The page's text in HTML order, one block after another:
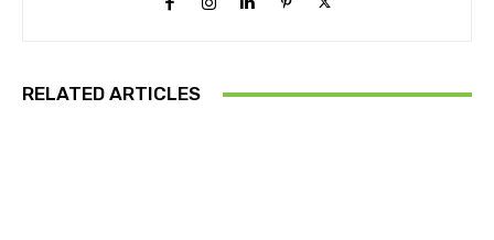
RELATED ARTICLES